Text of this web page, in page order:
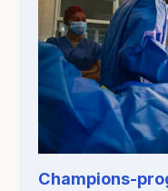
Champions-